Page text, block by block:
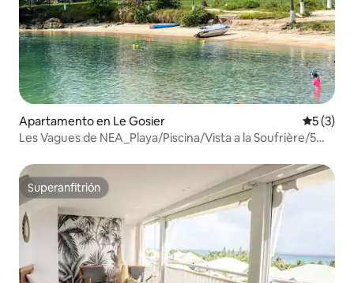
Apartamento en Le Gosier
5 (3)
Les Vagues de NEA_Playa/Piscina/Vista a la Soufrière/5
Superanfitrión
Superanfitrión